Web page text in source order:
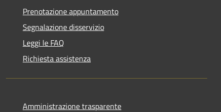
Prenotazione appuntamento
Segnalazione disservizio
Leggi le FAQ
Richiesta assistenza
Amministrazione trasparente